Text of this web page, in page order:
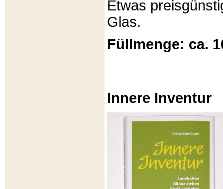
Etwas
Glas.
Füllmenge: ca.
Innere Inventur